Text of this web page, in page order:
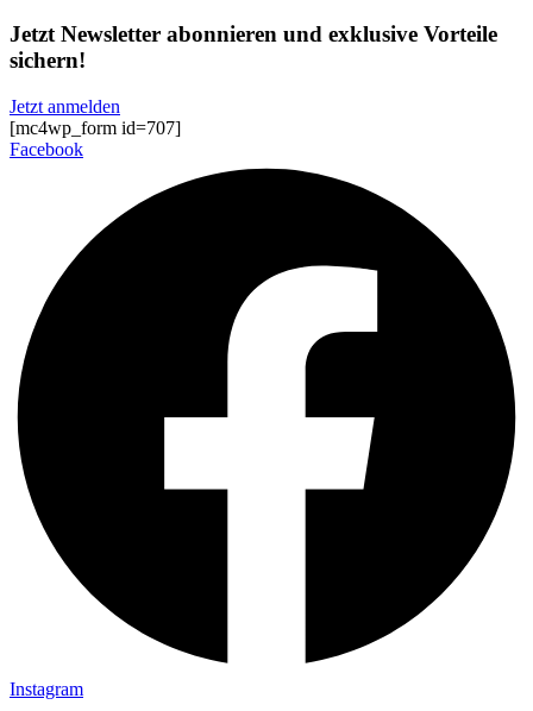
Jetzt Newsletter abonnieren und exklusive Vorteile
sichern!
Jetzt anmelden
[mc4wp_form id=707]
Facebook
Instagram